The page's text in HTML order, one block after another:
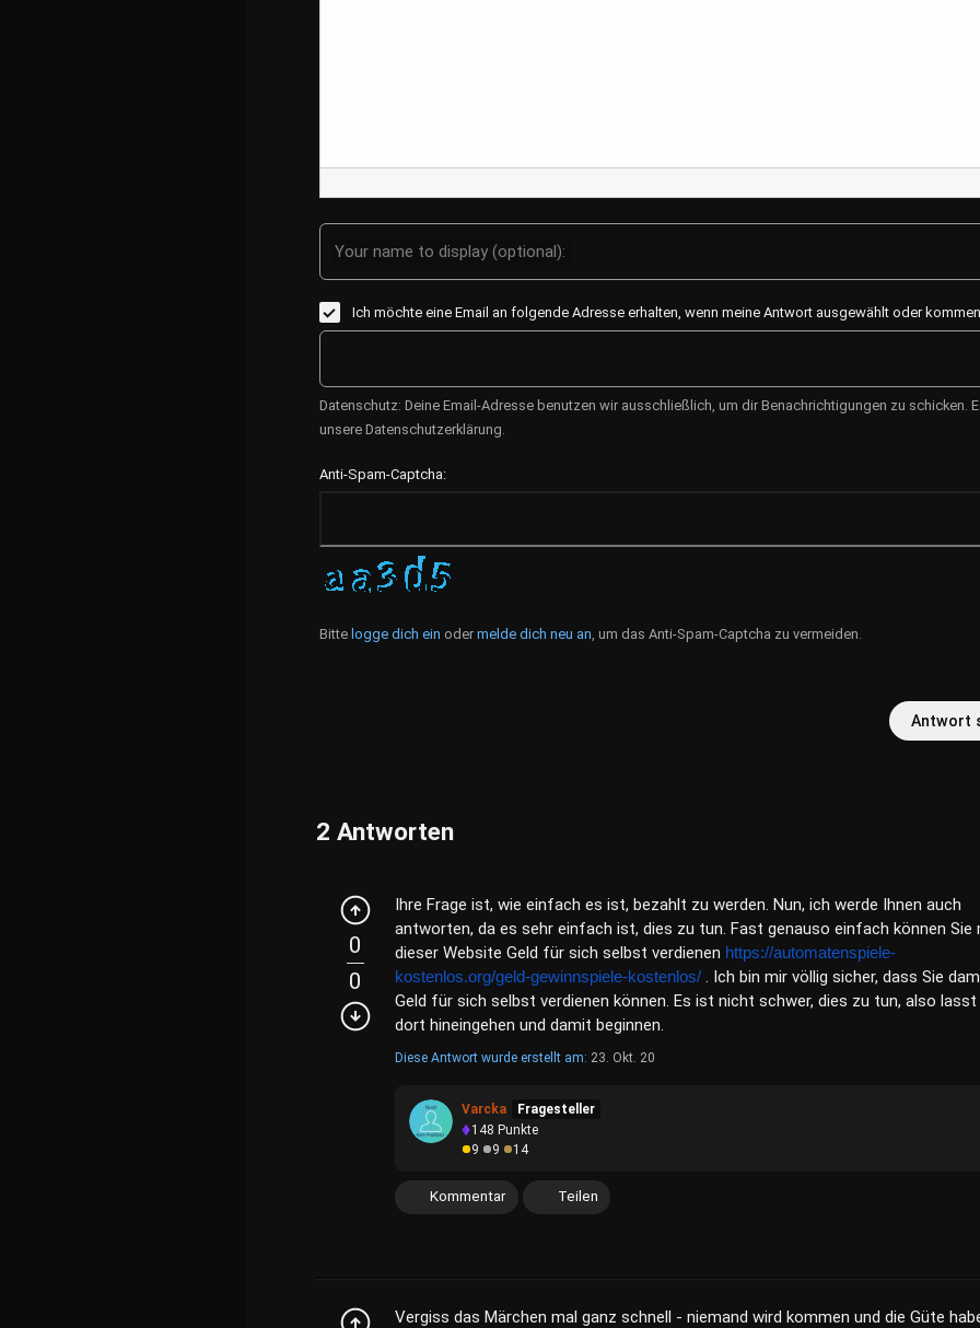
Your name to display (optional):
Ich möchte eine Email an folgende Adresse erhalten, wenn meine Antwort ausgewählt oder
Datenschutz: Deine Email-Adresse benutzen wir ausschließlich, um dir Benachrichtigungen zu schicken.
unsere Datenschutzerklärung.
Anti-Spam-Captcha:
Bitte logge dich ein oder melde dich neu an, um das Anti-Spam-Captcha zu vermeiden.
Antwort
2 Antworten
0
0
Ihre Frage ist, wie einfach es ist, bezahlt zu werden. Nun, ich werde Ihnen auch
antworten, da es sehr einfach ist, dies zu tun. Fast genauso einfach können Sie
dieser Website Geld für sich selbst verdienen https://automatenspiele-
kostenlos.org/geld-gewinnspiele-kostenlos/ . Ich bin mir völlig sicher, dass Sie
Geld für sich selbst verdienen können. Es ist nicht schwer, dies zu tun, also lasst
dort hineingehen und damit beginnen.
Diese Antwort wurde erstellt am: 23. Okt. 20
Varcka
Fragesteller
148 Punkte
9
9 14
Kommentar Teilen
Vergiss das Märchen mal ganz schnell - niemand wird kommen und die Güte
Ein Einblick in
Teesorten und
Mod